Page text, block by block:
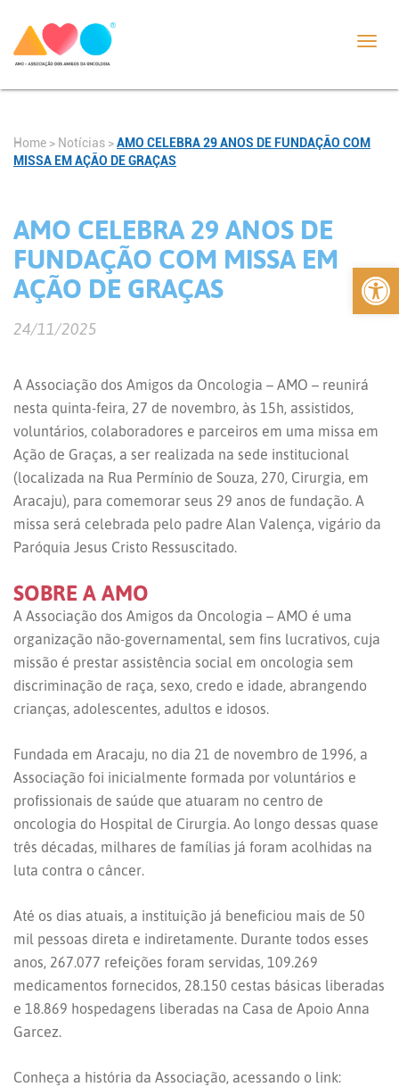
Abrir
Home > Notícias >AMO CELEBRA 29 ANOS DE FUNDAÇÃO COM
MISSA EM AÇÃO DE GRAÇAS
AMO CELEBRA 29 ANOS DE
FUNDAÇÃO COM MISSA EM
AÇÃO DE GRAÇAS
24/11/2025
A Associação dos Amigos da Oncologia – AMO – reunirá
nesta quinta-feira, 27 de novembro, às 15h, assistidos,
voluntários, colaboradores e parceiros em uma missa em
Ação de Graças, a ser realizada na sede institucional
(localizada na Rua Permínio de Souza, 270, Cirurgia, em
Aracaju), para comemorar seus 29 anos de fundação. A
missa será celebrada pelo padre Alan Valença, vigário da
Paróquia Jesus Cristo Ressuscitado.
SOBRE A AMO
A Associação dos Amigos da Oncologia – AMO é uma
organização não-governamental, sem fins lucrativos, cuja
missão é prestar assistência social em oncologia sem
discriminação de raça, sexo, credo e idade, abrangendo
crianças, adolescentes, adultos e idosos.
Fundada em Aracaju, no dia 21 de novembro de 1996, a
Associação foi inicialmente formada por voluntários e
profissionais de saúde que atuaram no centro de
oncologia do Hospital de Cirurgia. Ao longo dessas quase
três décadas, milhares de famílias já foram acolhidas na
luta contra o câncer.
Até os dias atuais, a instituição já beneficiou mais de 50
mil pessoas direta e indiretamente. Durante todos esses
anos, 267.077 refeições foram servidas, 109.269
medicamentos fornecidos, 28.150 cestas básicas liberadas
e 18.869 hospedagens liberadas na Casa de Apoio Anna
Garcez.
Conheça a história da Associação, acessando o link: